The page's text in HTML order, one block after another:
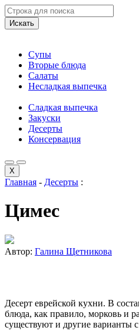
Искать
Супы
Вторые блюда
Салаты
Несладкая выпечка
Сладкая выпечка
Закуски
Десерты
Консервация
X
Главная - Десерты :
Цимес
Автор: Галина Щетникова
Десерт еврейской кухни. В
блюда, как правило, морковь и
существуют и другие варианты